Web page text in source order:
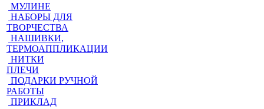
МУЛИНЕ
НАБОРЫ ДЛЯ
ТВОРЧЕСТВА
НАШИВКИ,
ТЕРМОАППЛИКАЦИИ
НИТКИ
ПЛЕЧИ
ПОДАРКИ РУЧНОЙ
РАБОТЫ
ПРИКЛАД